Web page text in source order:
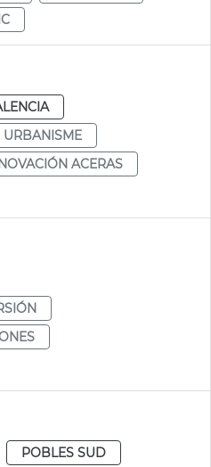
URBANISME
ACERAS
POBLES SUD